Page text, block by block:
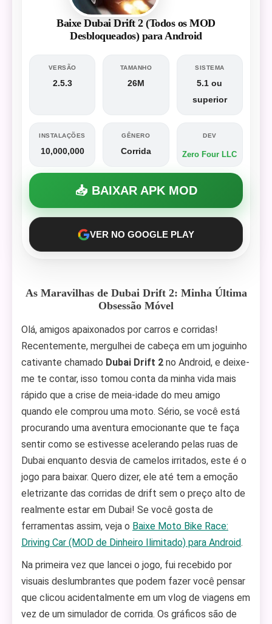
Baixe Dubai Drift 2 (Todos os MOD
Desbloqueados) para Android
VERSÃO
2.5.3
TAMANHO
26M
SISTEMA
5.1 ou
superior
INSTALAÇÕES
10,000,000
GÊNERO
Corrida
DEV
Zero Four LLC
📥 BAIXAR APK MOD
VER NO GOOGLE PLAY
As Maravilhas de Dubai Drift 2: Minha Última
Obsessão Móvel
Olá, amigos apaixonados por carros e corridas!
Recentemente, mergulhei de cabeça em um joguinho
cativante chamado Dubai Drift 2 no Android, e deixe-
me te contar, isso tomou conta da minha vida mais
rápido que a crise de meia-idade do meu amigo
quando ele comprou uma moto. Sério, se você está
procurando uma aventura emocionante que te faça
sentir como se estivesse acelerando pelas ruas de
Dubai enquanto desvia de camelos irritados, este é o
jogo para baixar. Quero dizer, ele até tem a emoção
eletrizante das corridas de drift sem o preço alto de
realmente estar em Dubai! Se você gosta de
ferramentas assim, veja o Baixe Moto Bike Race:
Driving Car (MOD de Dinheiro Ilimitado) para Android.
Na primeira vez que lancei o jogo, fui recebido por
visuais deslumbrantes que podem fazer você pensar
que clicou acidentalmente em um vlog de viagens em
vez de um simulador de corrida. Os gráficos são de